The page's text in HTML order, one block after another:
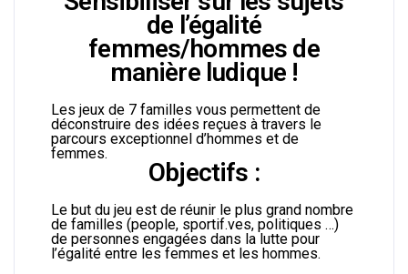
de l’égalité
femmes/hommes de
manière ludique !
Les jeux de 7 familles vous permettent de
déconstruire des idées reçues à travers le
parcours exceptionnel d’hommes et de
femmes.
Objectifs :
Le but du jeu est de réunir le plus grand nombre
de familles (people, sportif.ves, politiques …)
de personnes engagées dans la lutte pour
l’égalité entre les femmes et les hommes.